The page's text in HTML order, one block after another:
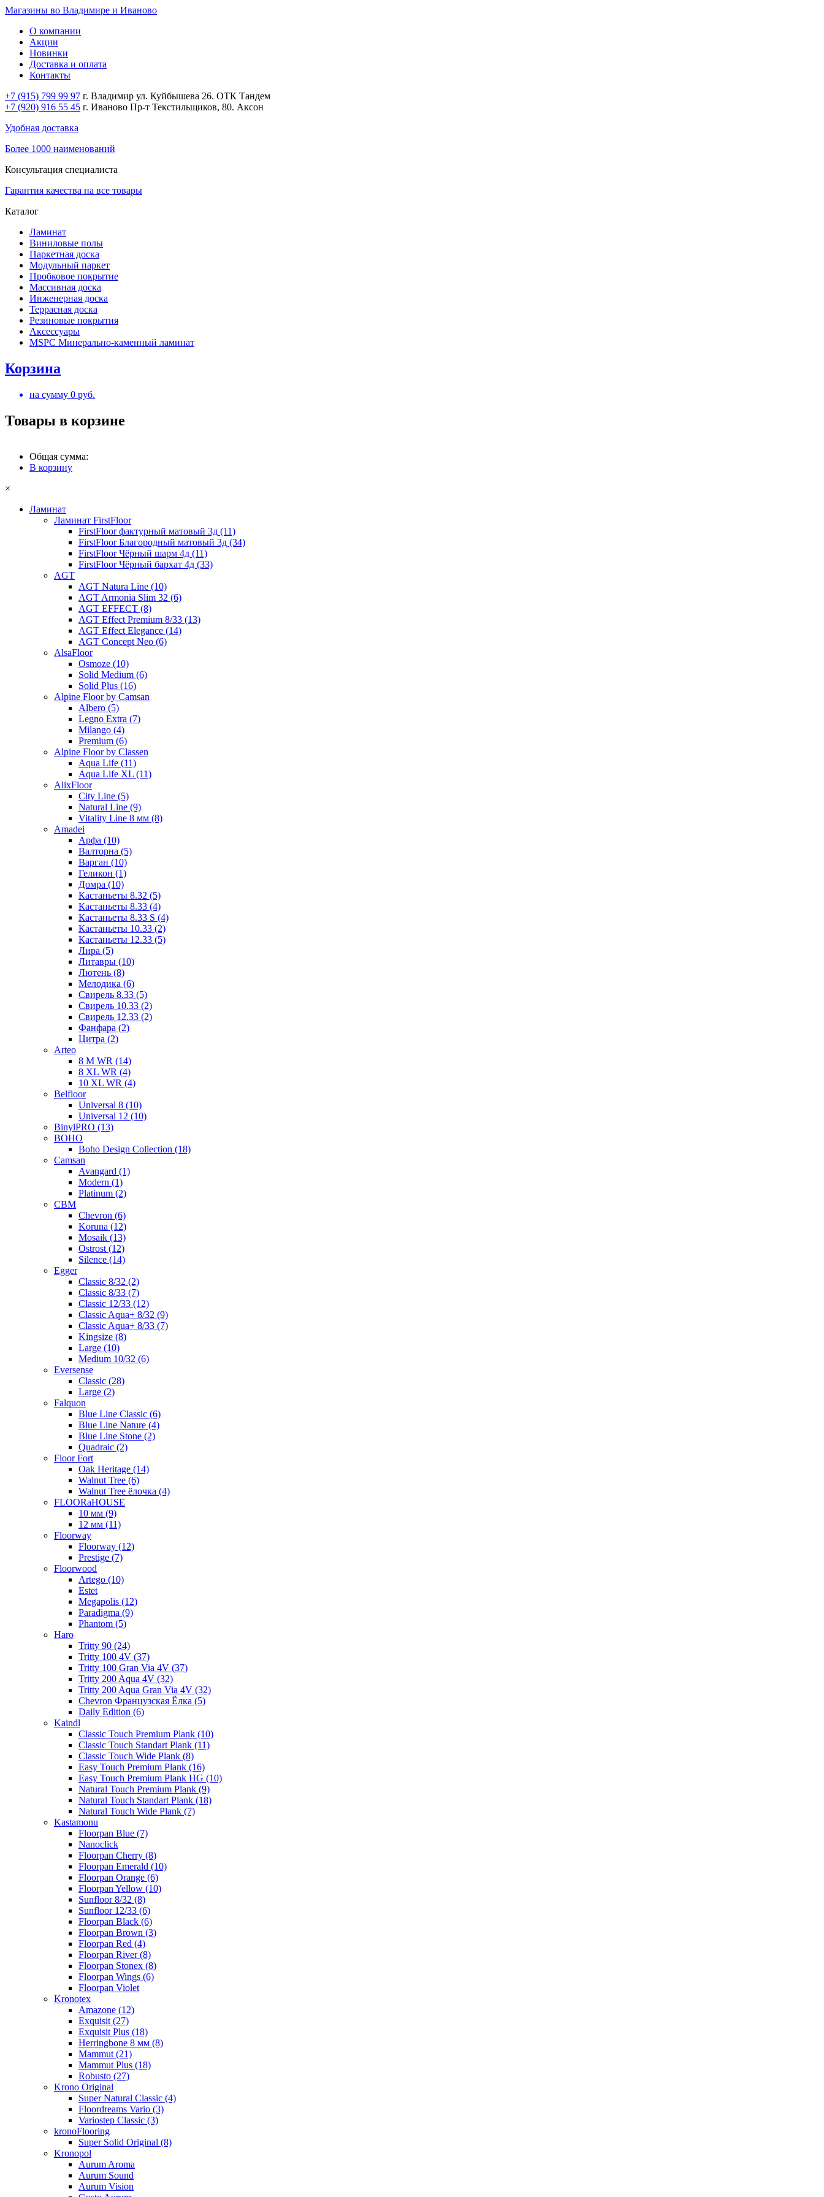
Магазины во Владимире и Иваново
О компании
Акции
Новинки
Доставка и оплата
Контакты
+7 (915) 799 99 97 г. Владимир ул. Куйбышева 26. ОТК Тандем
+7 (920) 916 55 45 г. Иваново Пр-т Текстильщиков, 80. Аксон
Удобная доставка
Более 1000 наименований
Консультация специалиста
Гарантия качества на все товары
Каталог
Ламинат
Виниловые полы
Паркетная доска
Модульный паркет
Пробковое покрытие
Массивная доска
Инженерная доска
Террасная доска
Резиновые покрытия
Аксессуары
MSPC Минерально-каменный ламинат
Корзина
на сумму 0 руб.
Товары в корзине
Общая сумма:
В корзину
×
Ламинат
Ламинат FirstFloor
FirstFloor фактурный матовый 3д (11)
FirstFloor Благородный матовый 3д (34)
FirstFloor Чёрный шарм 4д (11)
FirstFloor Чёрный бархат 4д (33)
AGT
AGT Natura Line (10)
AGT Armonia Slim 32 (6)
AGT EFFECT (8)
AGT Effect Premium 8/33 (13)
AGT Effect Elegance (14)
AGT Concept Neo (6)
AlsaFloor
Osmoze (10)
Solid Medium (6)
Solid Plus (16)
Alpine Floor by Camsan
Albero (5)
Legno Extra (7)
Milango (4)
Premium (6)
Alpine Floor by Classen
Aqua Life (11)
Aqua Life XL (11)
AlixFloor
City Line (5)
Natural Line (9)
Vitality Line 8 мм (8)
Amadei
Арфа (10)
Валторна (5)
Варган (10)
Геликон (1)
Домра (10)
Кастаньеты 8.32 (5)
Кастаньеты 8.33 (4)
Кастаньеты 8.33 S (4)
Кастаньеты 10.33 (2)
Кастаньеты 12.33 (5)
Лира (5)
Литавры (10)
Лютень (8)
Мелодика (6)
Свирель 8.33 (5)
Свирель 10.33 (2)
Свирель 12.33 (2)
Фанфара (2)
Цитра (2)
Arteo
8 M WR (14)
8 XL WR (4)
10 XL WR (4)
Belfloor
Universal 8 (10)
Universal 12 (10)
BinylPRO (13)
BOHO
Boho Design Collection (18)
Camsan
Avangard (1)
Modern (1)
Platinum (2)
CBM
Chevron (6)
Koruna (12)
Mosaik (13)
Ostrost (12)
Silence (14)
Egger
Classic 8/32 (2)
Classic 8/33 (7)
Classic 12/33 (12)
Classic Aqua+ 8/32 (9)
Classic Aqua+ 8/33 (7)
Kingsize (8)
Large (10)
Medium 10/32 (6)
Eversense
Classic (28)
Large (2)
Falquon
Blue Line Classic (6)
Blue Line Nature (4)
Blue Line Stone (2)
Quadraic (2)
Floor Fort
Oak Heritage (14)
Walnut Tree (6)
Walnut Tree ёлочка (4)
FLOORaHOUSE
10 мм (9)
12 мм (11)
Floorway
Floorway (12)
Prestige (7)
Floorwood
Artego (10)
Estet
Megapolis (12)
Paradigma (9)
Phantom (5)
Haro
Tritty 90 (24)
Tritty 100 4V (37)
Tritty 100 Gran Via 4V (37)
Tritty 200 Aqua 4V (32)
Tritty 200 Aqua Gran Via 4V (32)
Chevron Французская Ёлка (5)
Daily Edition (6)
Kaindl
Classic Touch Premium Plank (10)
Classic Touch Standart Plank (11)
Classic Touch Wide Plank (8)
Easy Touch Premium Plank (16)
Easy Touch Premium Plank HG (10)
Natural Touch Premium Plank (9)
Natural Touch Standart Plank (18)
Natural Touch Wide Plank (7)
Kastamonu
Floorpan Blue (7)
Nanoclick
Floorpan Cherry (8)
Floorpan Emerald (10)
Floorpan Orange (6)
Floorpan Yellow (10)
Sunfloor 8/32 (8)
Sunfloor 12/33 (6)
Floorpan Black (6)
Floorpan Brown (3)
Floorpan Red (4)
Floorpan River (8)
Floorpan Stonex (8)
Floorpan Wings (6)
Floorpan Violet
Kronotex
Amazone (12)
Exquisit (27)
Exquisit Plus (18)
Herringbone 8 мм (8)
Mammut (21)
Mammut Plus (18)
Robusto (27)
Krono Original
Super Natural Classic (4)
Floordreams Vario (3)
Variostep Classic (3)
kronoFlooring
Super Solid Original (8)
Kronopol
Aurum Aroma
Aurum Sound
Aurum Vision